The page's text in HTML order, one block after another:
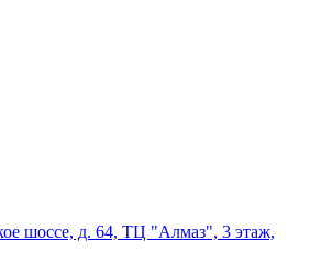
шоссе, д. 64, ТЦ "Алмаз", 3 этаж,